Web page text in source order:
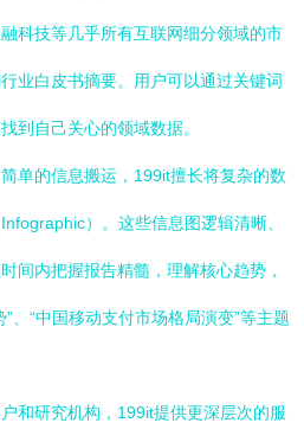
科技等几乎所有互联网细分领域的市
业白皮书摘要。用户可以通过关键词
到自己关心的领域数据。
简单的信息搬运，199it擅长将复杂的数
）。这些信息图逻辑清晰、
间内把握报告精髓，理解核心趋势，
、“中国移动支付市场格局演变”等主题
户和研究机构，199it提供更深层次的服